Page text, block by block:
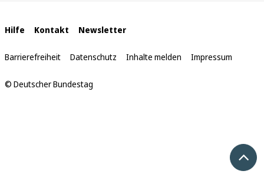
Interne
Links
Hilfe Kontakt Newsletter
Barrierefreiheit Datenschutz Inhalte melden Impressum
© Deutscher Bundestag